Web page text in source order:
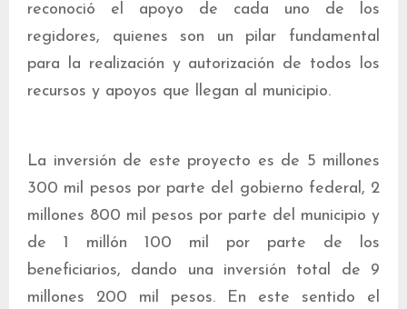
reconoció el apoyo de cada uno de los
regidores, quienes son un pilar fundamental
para la realización y autorización de todos los
recursos y apoyos que llegan al municipio.
La inversión de este proyecto es de 5 millones
300 mil pesos por parte del gobierno federal, 2
millones 800 mil pesos por parte del municipio y
de 1 millón 100 mil por parte de los
beneficiarios, dando una inversión total de 9
millones 200 mil pesos. En este sentido el